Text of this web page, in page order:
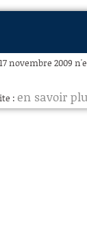
novembre 2009
: en savoir